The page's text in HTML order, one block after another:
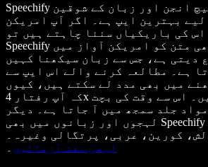
Speechify ایک ٹیکسٹ ٹو اسپیچ انجن اور زبان کے شوقین
لیے بہترین ایپ ہے۔ اگر آپ امریکن
کی باریکیاں سننا چاہتے ہیں تو
Speechify کی سروس کسی بھی متن کو امریکن آواز میں
دیتی ہے، جس سے زبان سیکھنا کہیں
ہے۔ مطالعہ کرنے والے اس ایپ سے
میں بھی مدد لے سکتے ہیں، کیوں
کہ آپ رفتار 4x تک بڑھا سکتے ہیں۔ اس سے وقت کی بچت
جلد سمجھ میں آ جاتا ہے۔ دیگر
لہجوں اور زبانوں میں بھی Speechify دستیاب ہے، جیسے
کورین، عربی، پرتگالی وغیرہ۔
ابھی مفت آزمائیں